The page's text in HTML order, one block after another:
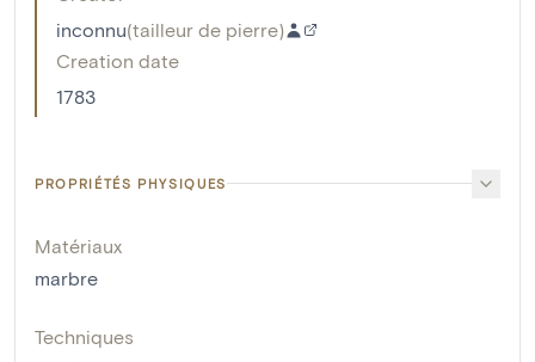
inconnu(tailleur de pierre)
Creation date
1783
PROPRIÉTÉS PHYSIQUES
Matériaux
marbre
Techniques